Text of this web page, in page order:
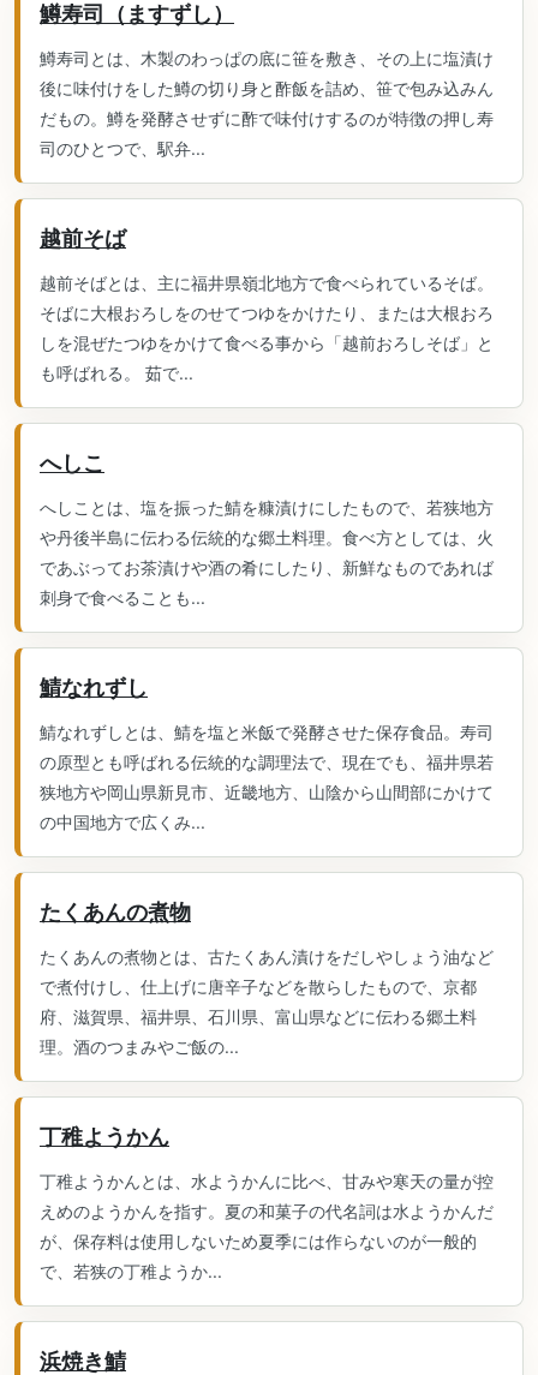
鱒寿司（ますずし）
鱒寿司とは、木製のわっぱの底に笹を敷き、その上に塩漬け
後に味付けをした鱒の切り身と酢飯を詰め、笹で包み込みん
だもの。鱒を発酵させずに酢で味付けするのが特徴の押し寿
司のひとつで、駅弁...
越前そば
越前そばとは、主に福井県嶺北地方で食べられているそば。
そばに大根おろしをのせてつゆをかけたり、または大根おろ
しを混ぜたつゆをかけて食べる事から「越前おろしそば」と
も呼ばれる。 茹で...
へしこ
へしことは、塩を振った鯖を糠漬けにしたもので、若狭地方
や丹後半島に伝わる伝統的な郷土料理。食べ方としては、火
であぶってお茶漬けや酒の肴にしたり、新鮮なものであれば
刺身で食べることも...
鯖なれずし
鯖なれずしとは、鯖を塩と米飯で発酵させた保存食品。寿司
の原型とも呼ばれる伝統的な調理法で、現在でも、福井県若
狭地方や岡山県新見市、近畿地方、山陰から山間部にかけて
の中国地方で広くみ...
たくあんの煮物
たくあんの煮物とは、古たくあん漬けをだしやしょう油など
で煮付けし、仕上げに唐辛子などを散らしたもので、京都
府、滋賀県、福井県、石川県、富山県などに伝わる郷土料
理。酒のつまみやご飯の...
丁稚ようかん
丁稚ようかんとは、水ようかんに比べ、甘みや寒天の量が控
えめのようかんを指す。夏の和菓子の代名詞は水ようかんだ
が、保存料は使用しないため夏季には作らないのが一般的
で、若狭の丁稚ようか...
浜焼き鯖